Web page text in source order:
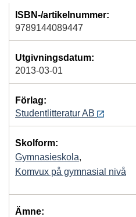
ISBN-/artikelnummer:
9789144089447
Utgivningsdatum:
2013-03-01
Förlag:
Studentlitteratur AB
Skolform:
Gymnasieskola,
Komvux på gymnasial nivå
Ämne: